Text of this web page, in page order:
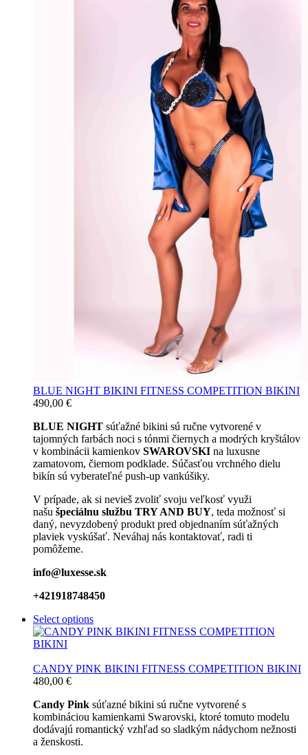
BLUE NIGHT BIKINI FITNESS COMPETITION BIKINI
490,00 €
BLUE NIGHT súťažné bikini sú ručne vytvorené v
tajomných farbách noci s tónmi čiernych a modrých kryštálov
v kombinácii kamienkov SWAROVSKI na luxusne
zamatovom, čiernom podklade. Súčasťou vrchného dielu
bikín sú vyberateľné push-up vankúšiky.
V prípade, ak si nevieš zvoliť svoju veľkosť využi
našu špeciálnu službu TRY AND BUY, teda možnosť si
daný, nevyzdobený produkt pred objednaním súťažných
plaviek vyskúšať. Neváhaj nás kontaktovať, radi ti
pomôžeme.
info@luxesse.sk
+421918748450
Select options
CANDY PINK BIKINI FITNESS COMPETITION BIKINI
480,00 €
Candy Pink súťazné bikini sú ručne vytvorené s
kombináciou kamienkami Swarovski, ktoré tomuto modelu
dodávajú romantický vzhľad so sladkým nádychom nežnosti
a ženskosti.